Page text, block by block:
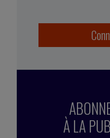
À LA